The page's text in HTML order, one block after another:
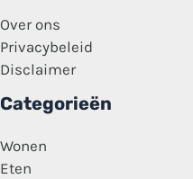
Over ons
Privacybeleid
Disclaimer
Categorieën
Wonen
Eten